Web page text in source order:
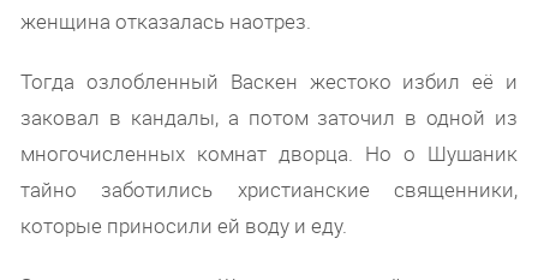
женщина отказалась наотрез.
Тогда озлобленный Васкен жестоко избил её и
заковал в кандалы, а потом заточил в одной из
многочисленных комнат дворца. Но о Шушаник
тайно заботились христианские священники,
которые приносили ей воду и еду.